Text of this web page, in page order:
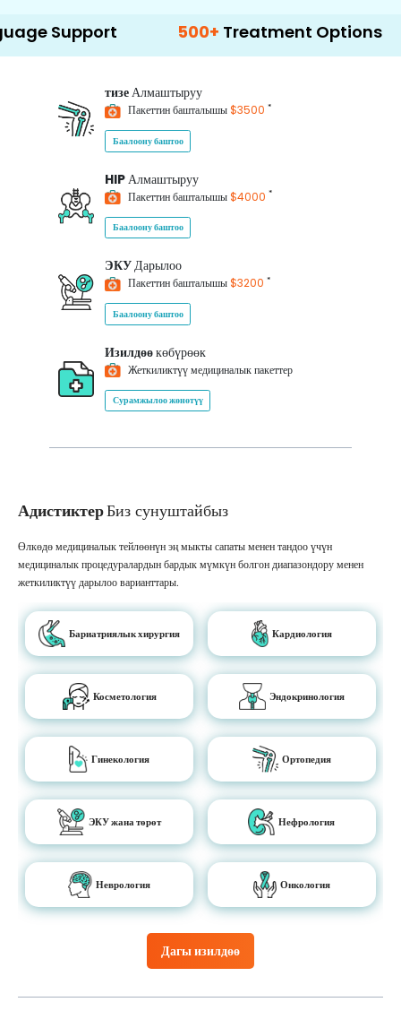
Treatment Options
тизеАлмаштыруу
Пакеттин башталышы$3500 *
Баалоону баштоо
HIPАлмаштыруу
Пакеттин башталышы$4000 *
Баалоону баштоо
ЭКУДарылоо
Пакеттин башталышы$3200 *
Баалоону баштоо
Изилдөөкөбүрөөк
Жеткиликтүү медициналык пакеттер
Сурамжылоо жөнөтүү
АдистиктерБиз сунуштайбыз
Дагы изилдөө
Өлкөдө медициналык тейлөөнүн эң мыкты сапаты менен тандоо үчүн
медициналык процедуралардын бардык мүмкүн болгон диапазондору менен
жеткиликтүү дарылоо варианттары.
Бариатриялык хирургия Кардиология
Косметология Эндокринология
Гинекология Ортопедия
ЭКУ жана төрөт Нефрология
Неврология Онкология